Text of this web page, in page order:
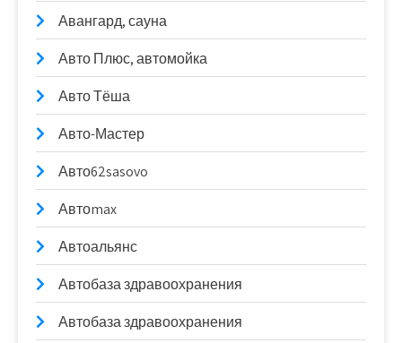
Авангард, сауна
Авто Плюс, автомойка
Авто Тёша
Авто-Мастер
Авто62sasovo
Автоmax
Автоальянс
Автобаза здравоохранения
Автобаза здравоохранения